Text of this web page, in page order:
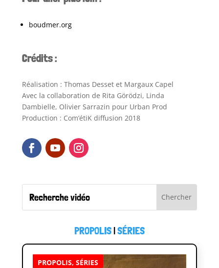
boudmer.org
Crédits :
Réalisation : Thomas Desset et Margaux Capel
Avec la collaboration de Rita Görödzi, Linda
Dambielle, Olivier Sarrazin pour Urban Prod
Production : Com’étiK diffusion 2018
PROPOLIS|SÉRIES
PROPOLIS, SÉRIES